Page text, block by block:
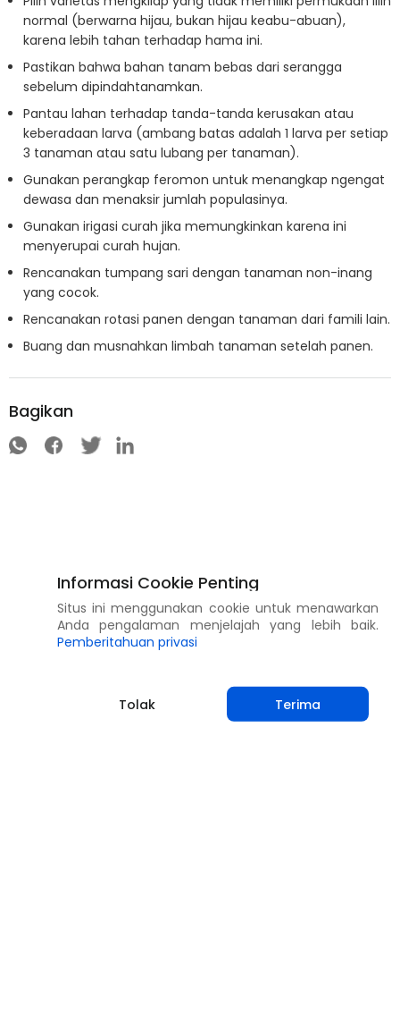
normal (berwarna hijau, bukan hijau keabu-abuan),
karena lebih tahan terhadap hama ini.
Pastikan bahwa bahan tanam bebas dari serangga
sebelum dipindahtanamkan.
Pantau lahan terhadap tanda-tanda kerusakan atau
keberadaan larva (ambang batas adalah 1 larva per setiap
3 tanaman atau satu lubang per tanaman).
Gunakan perangkap feromon untuk menangkap ngengat
dewasa dan menaksir jumlah populasinya.
Gunakan irigasi curah jika memungkinkan karena ini
menyerupai curah hujan.
Rencanakan tumpang sari dengan tanaman non-inang
yang cocok.
Rencanakan rotasi panen dengan tanaman dari famili lain.
Buang dan musnahkan limbah tanaman setelah panen.
Bagikan
Informasi Cookie Penting
Situs ini menggunakan cookie untuk menawarkan
Anda pengalaman menjelajah yang lebih baik.
Pemberitahuan privasi
Tolak Terima